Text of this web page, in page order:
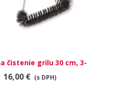
RÝCHLY NÁHĽAD
čistenie grilu 30 cm, 3-
stranná
16,00 € (s DPH)